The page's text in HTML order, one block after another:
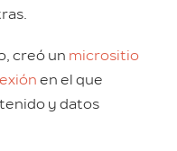
creó un micrositio
en el que
y datos